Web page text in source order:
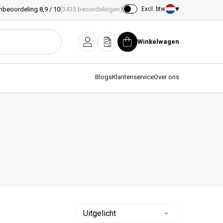
8,9 / 10(3435 beoordelingen) Excl. btw
Land/regio
InloggenOfferteWinkelwagen
Winkelwagen
BlogsKlantenserviceOver ons